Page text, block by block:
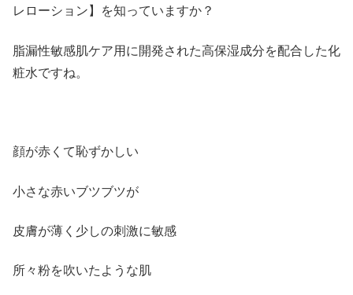
レローション】を知っていますか？
脂漏性敏感肌ケア用に開発された高保湿成分を配合した化
粧水ですね。
顔が赤くて恥ずかしい
小さな赤いブツブツが
皮膚が薄く少しの刺激に敏感
所々粉を吹いたような肌